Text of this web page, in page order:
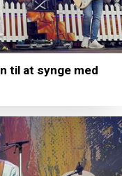
til at synge med